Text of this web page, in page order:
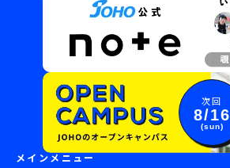
次回
8/16
(sun)
メインメニュー